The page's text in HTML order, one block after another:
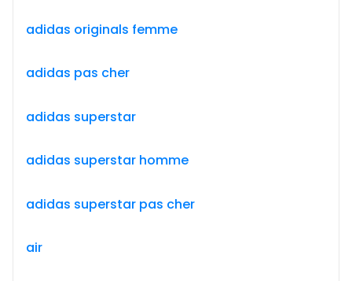
adidas originals femme
adidas pas cher
adidas superstar
adidas superstar homme
adidas superstar pas cher
air